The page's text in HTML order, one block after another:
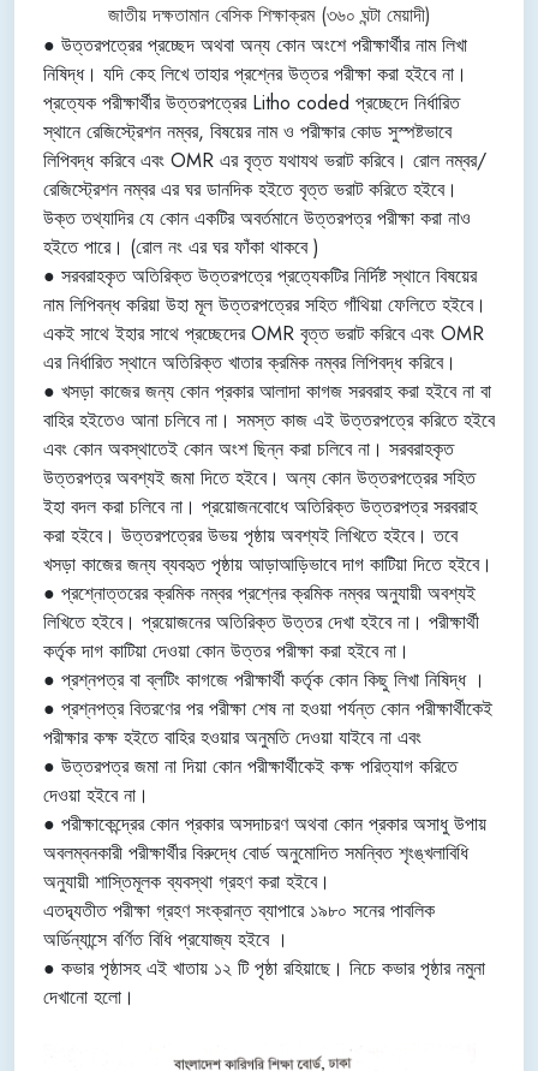
জাতীয় দক্ষতামান বেসিক শিক্ষাক্রম (৩৬০ ঘন্টা মেয়াদী)
● উত্তরপত্রের প্রচ্ছেদ অথবা অন্য কোন অংশে পরীক্ষার্থীর নাম লিখা
নিষিদ্ধ। যদি কেহ লিখে তাহার প্রশ্নের উত্তর পরীক্ষা করা হইবে না।
প্রত্যেক পরীক্ষার্থীর উত্তরপত্রের Litho coded প্রচ্ছেদে নির্ধারিত
স্থানে রেজিস্ট্রেশন নম্বর, বিষয়ের নাম ও পরীক্ষার কোড সুস্পষ্টভাবে
লিপিবদ্ধ করিবে এবং OMR এর বৃত্ত যথাযথ ভরাট করিবে। রোল নম্বর/
রেজিস্ট্রেশন নম্বর এর ঘর ডানদিক হইতে বৃত্ত ভরাট করিতে হইবে।
উক্ত তথ্যাদির যে কোন একটির অবর্তমানে উত্তরপত্র পরীক্ষা করা নাও
হইতে পারে। (রোল নং এর ঘর ফাঁকা থাকবে )
● সরবরাহকৃত অতিরিক্ত উত্তরপত্রে প্রত্যেকটির নির্দিষ্ট স্থানে বিষয়ের
নাম লিপিবন্ধ করিয়া উহা মূল উত্তরপত্রের সহিত গাঁথিয়া ফেলিতে হইবে।
একই সাথে ইহার সাথে প্রচ্ছেদের OMR বৃত্ত ভরাট করিবে এবং OMR
এর নির্ধারিত স্থানে অতিরিক্ত খাতার ক্রমিক নম্বর লিপিবদ্ধ করিবে।
● খসড়া কাজের জন্য কোন প্রকার আলাদা কাগজ সরবরাহ করা হইবে না বা
বাহির হইতেও আনা চলিবে না। সমস্ত কাজ এই উত্তরপত্রে করিতে হইবে
এবং কোন অবস্থাতেই কোন অংশ ছিন্ন করা চলিবে না। সরবরাহকৃত
উত্তরপত্র অবশ্যই জমা দিতে হইবে। অন্য কোন উত্তরপত্রের সহিত
ইহা বদল করা চলিবে না। প্রয়োজনবোধে অতিরিক্ত উত্তরপত্র সরবরাহ
করা হইবে। উত্তরপত্রের উভয় পৃষ্ঠায় অবশ্যই লিখিতে হইবে। তবে
খসড়া কাজের জন্য ব্যবহৃত পৃষ্ঠায় আড়াআড়িভাবে দাগ কাটিয়া দিতে হইবে।
● প্রশ্নোত্তরের ক্রমিক নম্বর প্রশ্নের ক্রমিক নম্বর অনুযায়ী অবশ্যই
লিখিতে হইবে। প্রয়োজনের অতিরিক্ত উত্তর দেখা হইবে না। পরীক্ষার্থী
কর্তৃক দাগ কাটিয়া দেওয়া কোন উত্তর পরীক্ষা করা হইবে না।
● প্রশ্নপত্র বা ব্লটিং কাগজে পরীক্ষার্থী কর্তৃক কোন কিছু লিখা নিষিদ্ধ ।
● প্রশ্নপত্র বিতরণের পর পরীক্ষা শেষ না হওয়া পর্যন্ত কোন পরীক্ষার্থীকেই
পরীক্ষার কক্ষ হইতে বাহির হওয়ার অনুমতি দেওয়া যাইবে না এবং
● উত্তরপত্র জমা না দিয়া কোন পরীক্ষার্থীকেই কক্ষ পরিত্যাগ করিতে
দেওয়া হইবে না।
● পরীক্ষাকেন্দ্রের কোন প্রকার অসদাচরণ অথবা কোন প্রকার অসাধু উপায়
অবলম্বনকারী পরীক্ষার্থীর বিরুদ্ধে বোর্ড অনুমোদিত সমন্বিত শৃংঙ্খলাবিধি
অনুযায়ী শাস্তিমূলক ব্যবস্থা গ্রহণ করা হইবে।
এতদ্ব্যতীত পরীক্ষা গ্রহণ সংক্রান্ত ব্যাপারে ১৯৮০ সনের পাবলিক
অর্ডিন্যান্সে বর্ণিত বিধি প্রযোজ্য হইবে ।
● কভার পৃষ্ঠাসহ এই খাতায় ১২ টি পৃষ্ঠা রহিয়াছে। নিচে কভার পৃষ্ঠার নমুনা
দেখানো হলো।